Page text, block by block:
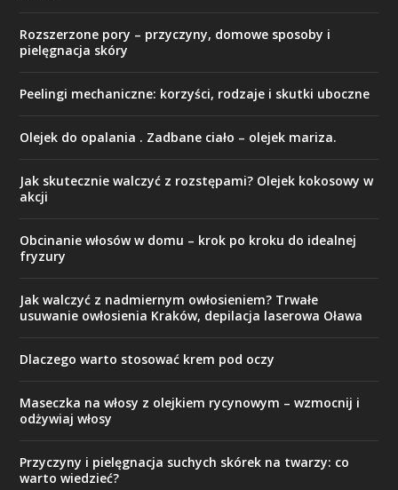
Rozszerzone pory – przyczyny, domowe sposoby i
pielęgnacja skóry
Peelingi mechaniczne: korzyści, rodzaje i skutki uboczne
Olejek do opalania . Zadbane ciało – olejek mariza.
Jak skutecznie walczyć z rozstępami? Olejek kokosowy w
akcji
Obcinanie włosów w domu – krok po kroku do idealnej
fryzury
Jak walczyć z nadmiernym owłosieniem? Trwałe
usuwanie owłosienia Kraków, depilacja laserowa Oława
Dlaczego warto stosować krem pod oczy
Maseczka na włosy z olejkiem rycynowym – wzmocnij i
odżywiaj włosy
Przyczyny i pielęgnacja suchych skórek na twarzy: co
warto wiedzieć?